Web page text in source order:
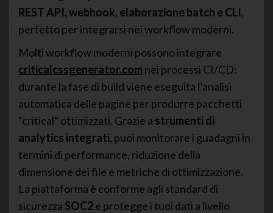
REST API, webhook, elaborazione batch e CLI,
perfetto per integrarsi nei workflow moderni.
Molti workflow moderni possono integrare
criticalcssgenerator.com nei processi CI/CD:
durante la fase di build viene eseguita l’analisi
automatica delle pagine per produrre pacchetti
“critical” ottimizzati. Grazie a strumenti di
analytics integrati, puoi monitorare i guadagni in
termini di performance, riduzione della
dimensione dei file e metriche di ottimizzazione.
La piattaforma è conforme agli standard di
sicurezza SOC2e protegge i tuoi dati a livello